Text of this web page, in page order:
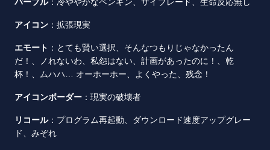
アイコン ：拡張現実
エモート ：とても賢い選択、そんなつもりじゃなかったん
だ！、ノれないわ、私怨はない、計画があったのに！、乾
杯！、ムハハ… オーホーホー、よくやった、残念！
アイコンボーダー ：現実の破壊者
リコール：プログラム再起動、ダウンロード速度アップグレー
ド、みぞれ